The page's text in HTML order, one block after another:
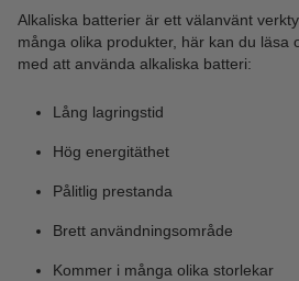
Alkaliska batterier är ett välanvänt
många olika produkter, här kan du läsa
med att använda alkaliska batteri:
Lång lagringstid
Hög energitäthet
Pålitlig prestanda
Brett användningsområde
Kommer i många olika storlekar